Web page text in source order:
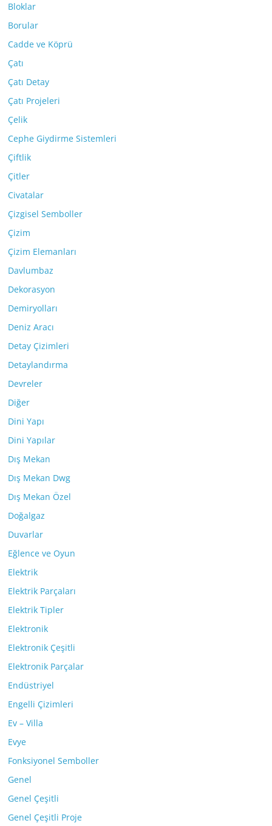
Bloklar
Borular
Cadde ve Köprü
Çatı
Çatı Detay
Çatı Projeleri
Çelik
Cephe Giydirme Sistemleri
Çiftlik
Çitler
Civatalar
Çizgisel Semboller
Çizim
Çizim Elemanları
Davlumbaz
Dekorasyon
Demiryolları
Deniz Aracı
Detay Çizimleri
Detaylandırma
Devreler
Diğer
Dini Yapı
Dini Yapılar
Dış Mekan
Dış Mekan Dwg
Dış Mekan Özel
Doğalgaz
Duvarlar
Eğlence ve Oyun
Elektrik
Elektrik Parçaları
Elektrik Tipler
Elektronik
Elektronik Çeşitli
Elektronik Parçalar
Endüstriyel
Engelli Çizimleri
Ev – Villa
Evye
Fonksiyonel Semboller
Genel
Genel Çeşitli
Genel Çeşitli Proje